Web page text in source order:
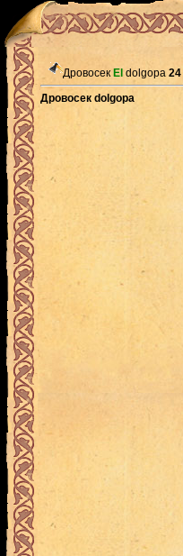
Дровосек El dolgopa 24
Дровосек dolgopa